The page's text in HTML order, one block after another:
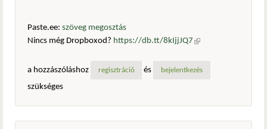
Paste.ee: szöveg megosztás
Nincs még Dropboxod? https://db.tt/8kIjjJQ7 (külső
a hozzászóláshoz
regisztráció és bejelentkezés
szükséges